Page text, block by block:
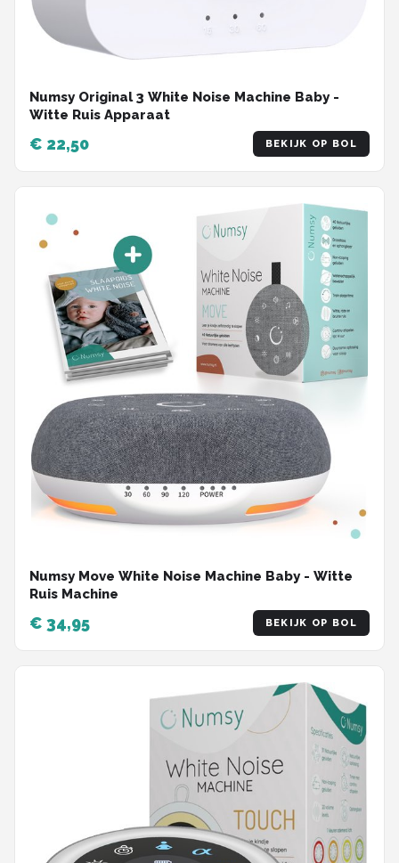
Numsy Original 3 White Noise Machine Baby -
Witte Ruis Apparaat
€ 22,50 BEKIJK OP BOL
Numsy Move White Noise Machine Baby - Witte
Ruis Machine
€ 34,95 BEKIJK OP BOL